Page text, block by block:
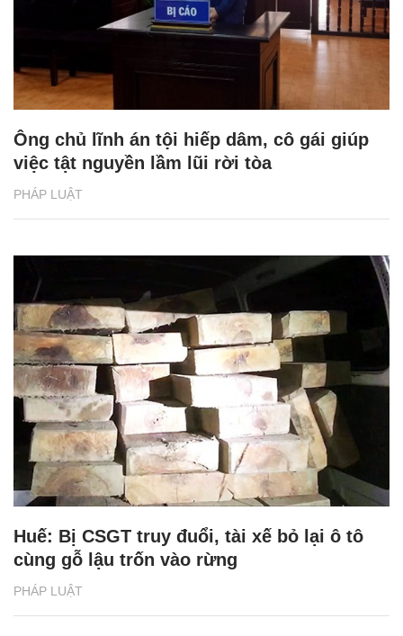
PHÁP LUẬT
Ông chủ lĩnh án tội hiếp dâm, cô gái giúp
việc tật nguyền lầm lũi rời tòa
PHÁP LUẬT
Huế: Bị CSGT truy đuổi, tài xế bỏ lại ô tô
cùng gỗ lậu trốn vào rừng